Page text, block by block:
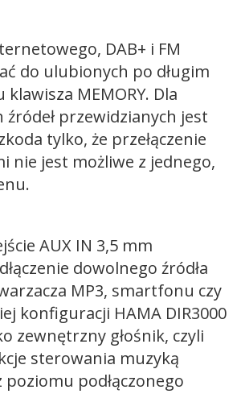
DAB+ i FM
do ulubionych po długim
MEMORY. Dla
źródeł przewidzianych jest
tylko, że przełączenie
nie jest możliwe z jednego,
AUX IN 3,5 mm
dowolnego źródła
MP3, smartfonu czy
konfiguracji HAMA DIR3000
zewnętrzny głośnik, czyli
sterowania muzyką
poziomu podłączonego